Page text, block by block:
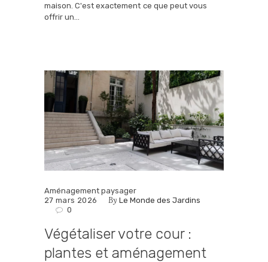
maison. C'est exactement ce que peut vous
offrir un…
Aménagement paysager
27 mars 2026
ByLe Monde des Jardins
0
Végétaliser votre cour :
plantes et aménagement